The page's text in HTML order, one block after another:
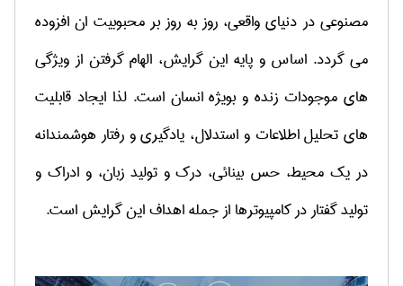
مصنوعی در دنیای واقعی، روز به روز بر محبوبیت ان افزوده
می گردد. اساس و پایه این گرایش، الهام گرفتن از ویژگی
های موجودات زنده و بویژه انسان است. لذا ایجاد قابلیت
های تحلیل اطلاعات و استدلال، یادگیری و رفتار هوشمندانه
در یک محیط، حس بینائی، درک و تولید زبان، و ادراک و
تولید گفتار در کامپیوترها از جمله اهداف این گرایش است.